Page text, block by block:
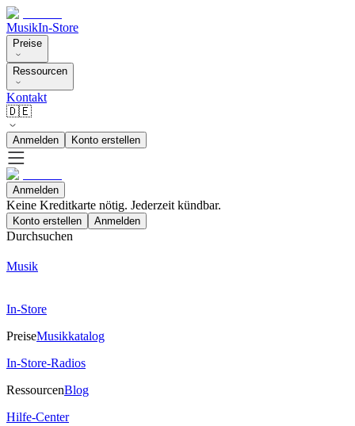
MusikIn-Store
Preise
Ressourcen
Kontakt
🇩🇪
Anmelden Konto erstellen
Anmelden
Keine Kreditkarte nötig. Jederzeit kündbar.
Konto erstellen Anmelden
Durchsuchen
Musik
In-Store
PreiseMusikkatalog
In-Store-Radios
RessourcenBlog
Hilfe-Center